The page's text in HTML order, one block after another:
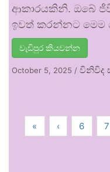
ආකාරයකිනි. ඔබේ
ඉවත් කරන්නට මෙම
වැඩිපුර කියවන්න
October 5, 2025 / විනිවිද
« ‹ 6 7